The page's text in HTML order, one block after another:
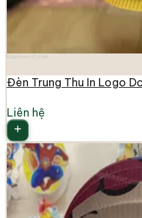
Đèn Trung Thu In Logo
Liên hệ